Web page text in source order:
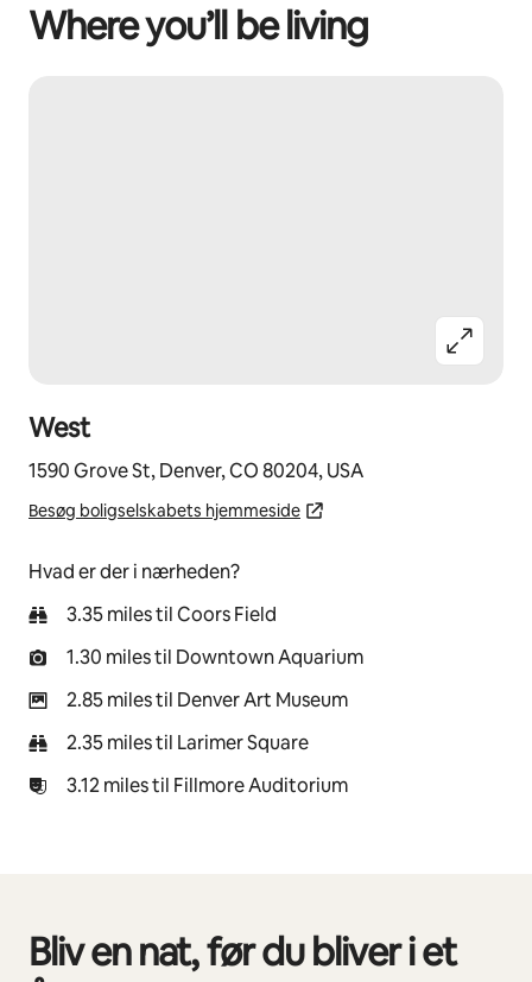
Where you’ll be living
West
1590 Grove St, Denver, CO 80204, USA
Besøg boligselskabets hjemmeside
Hvad er der i nærheden?
3.35 miles til Coors Field
1.30 miles til Downtown Aquarium
2.85 miles til Denver Art Museum
2.35 miles til Larimer Square
3.12 miles til Fillmore Auditorium
Bliv en nat, før du bliver i et
0 af 0 elementer vises